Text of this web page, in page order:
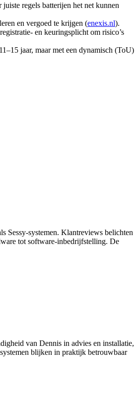
regels batterijen het net kunnen
en vergoed te krijgen (enexis.nl).
en keuringsplicht om risico’s
jaar, maar met een dynamisch (ToU)
Sessy‑systemen. Klantreviews belichten
tot software‑inbedrijfstelling. De
van Dennis in advies en installatie,
blijken in praktijk betrouwbaar